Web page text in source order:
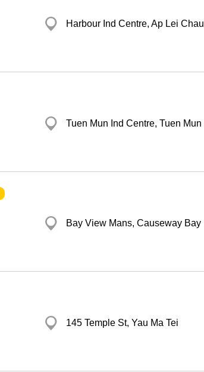
Harbour Ind Centre, Ap Lei Chau
Tuen Mun Ind Centre, Tuen Mun
Bay View Mans, Causeway Bay
145 Temple St, Yau Ma Tei